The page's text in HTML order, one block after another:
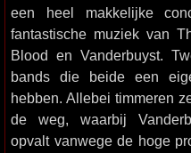
een heel makkelijke
fantastische muziek van
Blood en Vanderbuyst.
bands die beide een
hebben. Allebei timmeren
de weg, waarbij
opvalt vanwege de hoge